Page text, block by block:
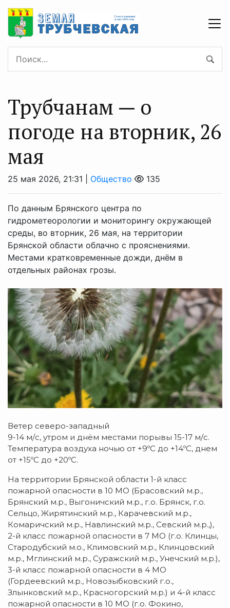
Трубчанам — о
погоде на вторник, 26
мая
25 мая 2026, 21:31 | Общество 135
По данным Брянского центра по
гидрометеорологии и мониторингу окружающей
среды, во вторник, 26 мая, на территории
Брянской области облачно с прояснениями.
Местами кратковременные дожди, днём в
отдельных районах грозы.
Ветер северо-западный
9-14 м/с, утром и днём местами порывы 15-17 м/с.
Температура воздуха ночью от +9ºC до +14ºC, днем
от +15ºC до +20ºC.
На территории Брянской области 1-й класс
пожарной опасности в 10 МО (Брасовский м.р.,
Брянский м.р., Выгоничский м.р., г.о. Брянск, г.о.
Сельцо, Жирятинский м.р., Карачевский м.р.,
Комаричский м.р., Навлинский м.р., Севский м.р.,),
2-й класс пожарной опасности в 7 МО (г.о. Клинцы,
Стародубский м.о., Климовский м.р., Клинцовский
м.р., Мглинский м.р., Суражский м.р., Унечский м.р.),
3-й класс пожарной опасности в 4 МО
(Гордеевский м.р., Новозыбковский г.о.,
Злынковский м.р., Красногорский м.р.) и 4-й класс
пожарной опасности в 10 МО (г.о. Фокино,